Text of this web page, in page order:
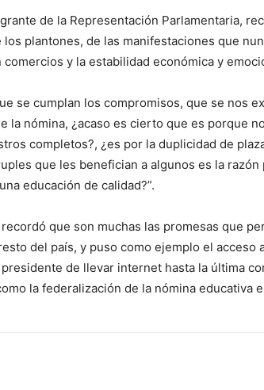
de la Representación Parlamentaria,
los plantones, de las manifestaciones que
y la estabilidad económica y
se cumplan los compromisos, que se nos
la nómina, ¿acaso es cierto que es porque
completos?, ¿es por la duplicidad de
que les benefician a algunos es la
educación de calidad?”.
que son muchas las promesas que
del país, y puso como ejemplo el acceso
de llevar internet hasta la última
la federalización de la nómina educativa